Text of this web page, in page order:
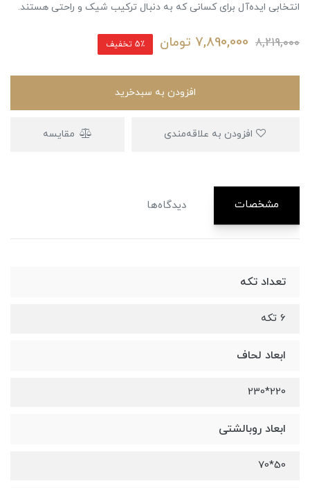
انتخابی ایده‌آل برای کسانی که به دنبال ترکیب شیک و راحتی هستند.
8,219,000
7,890,000 تومان 5٪ تخفیف
افزودن به سبدخرید
مقایسه
مشخصات دیدگاه‌ها
تعداد تکه
6 تکه
ابعاد لحاف
220*230
ابعاد روبالشتی
50*70